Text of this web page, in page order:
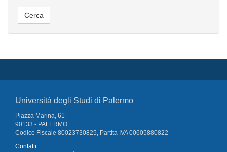
Università degli Studi di Palermo
Piazza Marina, 61
90133 - PALERMO
Codice Fiscale 80023730825, Partita IVA 00605880822
Contatti